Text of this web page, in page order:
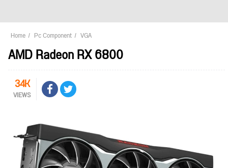
Home Pc Component VGA
AMD Radeon RX 6800
34K
VIEWS